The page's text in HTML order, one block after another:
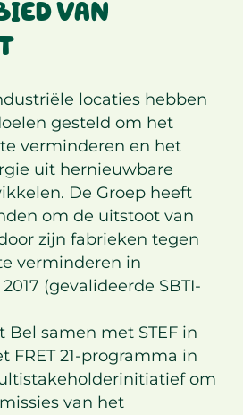
VAN
locaties hebben
gesteld om het
verminderen en het
uit hernieuwbare
De Groep heeft
om de uitstoot van
zijn fabrieken tegen
verminderen in
(gevalideerde SBTI-
Bel samen met STEF in
FRET 21-programma in
om
van het